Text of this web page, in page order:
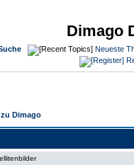
Dimago
Neueste
Dimago